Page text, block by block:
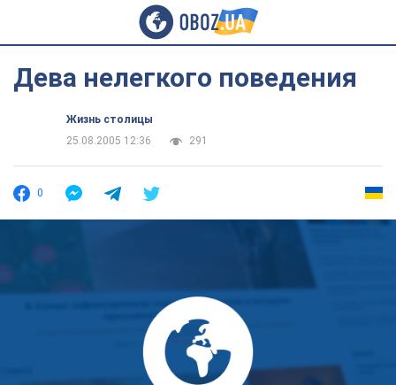
Дева нелегкого поведения
Жизнь столицы
25.08.2005 12:36
291
0